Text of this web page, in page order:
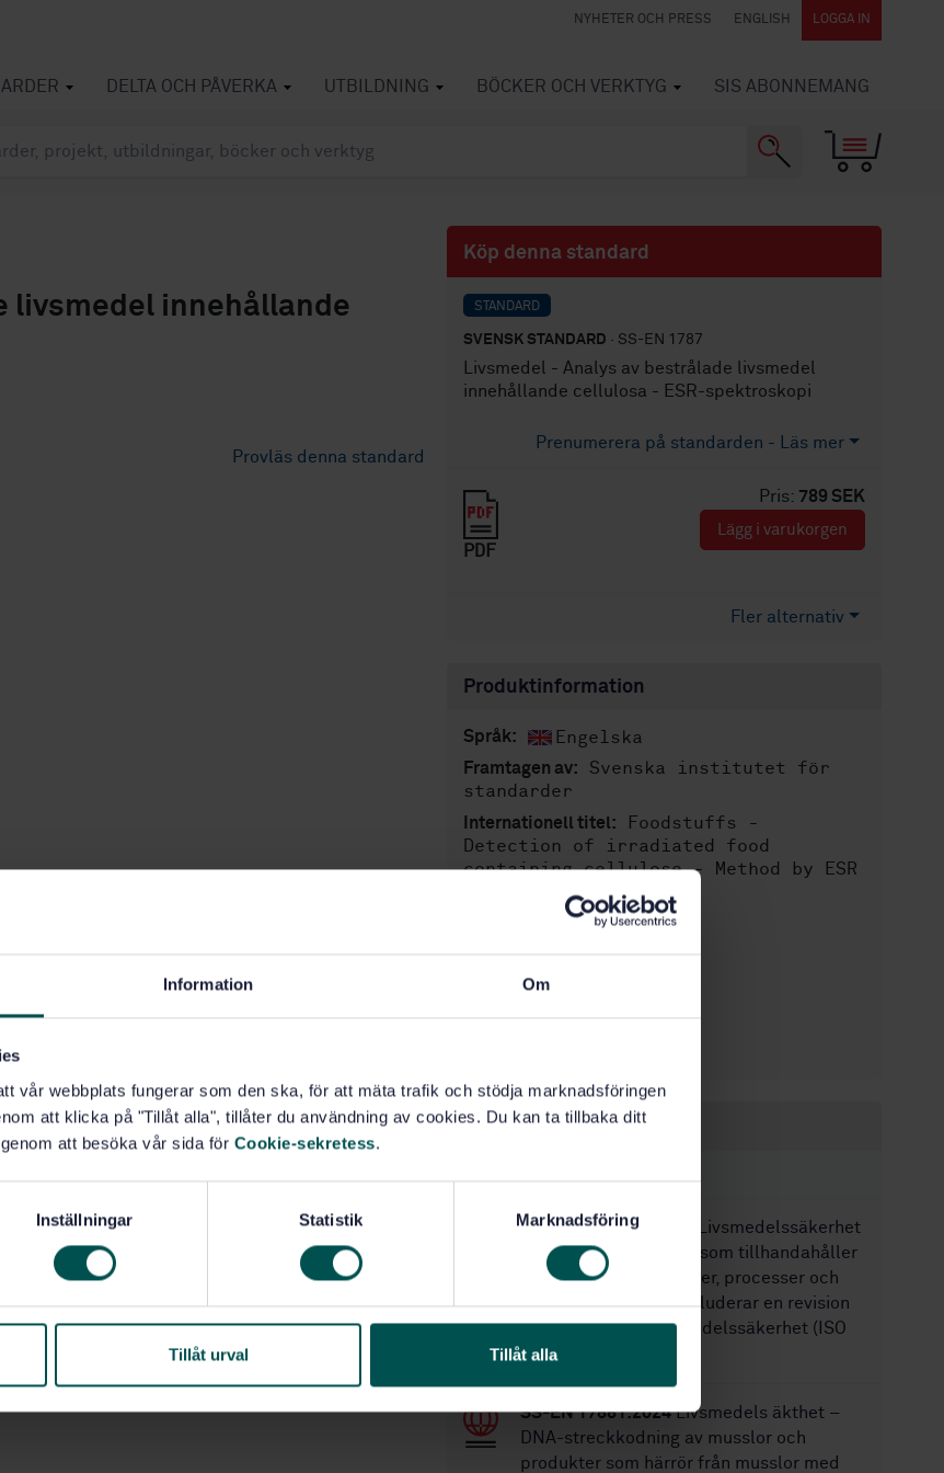
Information Om
vår webbplats fungerar som den ska, för att mäta trafik och stödja marknadsföringen
att klicka på "Tillåt alla", tillåter du användning av cookies. Du kan ta tillbaka ditt
att besöka vår sida för Cookie-sekretess.
Inställningar Statistik Marknadsföring
Tillåt urval Tillåt alla
NYHETER OCH PRESS ENGLISH LOGGA IN
DELTA OCH PÅVERKA UTBILDNING BÖCKER OCH VERKTYG SIS ABONNEMANG
livsmedel innehållande
Provläs denna standard
Köp denna standard
STANDARD
SVENSK STANDARD · SS-EN 1787
Livsmedel - Analys av bestrålade livsmedel
innehållande cellulosa - ESR-spektroskopi
Prenumerera på standarden - Läs mer
Pris: 789 SEK
PDF
Lägg i varukorgen
Fler alternativ
Produktinformation
Språk: Engelska
Framtagen av:
Svenska institutet för
standarder
Internationell titel:
Foodstuffs -
Detection of irradiated food
containing cellulose - Method by ESR
spectroscopy
Artikelnummer: STD-20935
Utgåva:1
Fastställd:
Antal sidor:12
Inom samma område
SS-ISO 22003-2:2022
Livsmedelssäkerhet
- Del 2: Krav på organ som tillhandahåller
certifiering av produkter, processer och
tjänster, när denna inkluderar en revision
av systemet för livsmedelssäkerhet (ISO
22003-2:2022, IDT)
SS-EN 17881:2024Livsmedels äkthet –
DNA-streckkodning av musslor och
produkter som härrör från musslor med